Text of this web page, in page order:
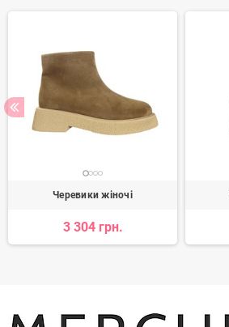
Черевики жіночі
3 304 грн.